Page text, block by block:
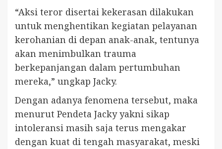
“Aksi teror disertai kekerasan dilakukan
untuk menghentikan kegiatan pelayanan
kerohanian di depan anak-anak, tentunya
akan menimbulkan trauma
berkepanjangan dalam pertumbuhan
mereka,” ungkap Jacky.
Dengan adanya fenomena tersebut, maka
menurut Pendeta Jacky yakni sikap
intoleransi masih saja terus mengakar
dengan kuat di tengah masyarakat, meski